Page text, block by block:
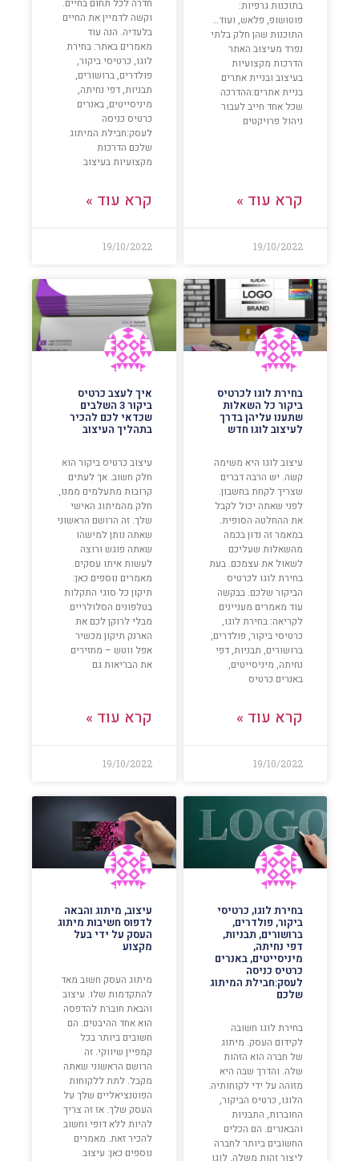
בתוכנות גרפיות:
פוטושופ, פלאש, ועוד…
התוכנות שהן חלק בלתי
נפרד מעיצוב האתר
הדרכות מקצועיות
בעיצוב ובניית אתרים
בניית אתרים:ההדרכה
שכל אחד חייב לעבור
ניהול פרויקטים
קרא עוד »
19/10/2022
חדרה לכל תחום בחיים.
וקשה לדמיין את החיים
בלעדיה. הנה עוד
מאמרים באתר: בחירת
לוגו, כרטיסי ביקור,
פולדרים, ברושורים,
תבניות, דפי נחיתה,
מיניסייטים, באנרים
כרטיס כניסה
לעסק:חבילת המיתוג
שלכם הדרכות
מקצועיות בעיצוב
קרא עוד »
19/10/2022
בחירת לוגו לכרטיס
ביקור כל השאלות
שתענו עליהן בדרך
לעיצוב לוגו חדש
עיצוב לוגו היא משימה
קשה. יש הרבה דברים
שצריך לקחת בחשבון.
לפני שאתה יכול לקבל
את ההחלטה הסופית.
במאמר זה נדון בכמה
מהשאלות שעליכם
לשאול את עצמכם. בעת
בחירת לוגו לכרטיס
הביקור שלכם. בבקשה
עוד מאמרים מעניינים
לקריאה: בחירת לוגו,
כרטיסי ביקור, פולדרים,
ברושורים, תבניות, דפי
נחיתה, מיניסייטים,
באנרים כרטיס
קרא עוד »
19/10/2022
איך לעצב כרטיס
ביקור 3 השלבים
שכדאי לכם להכיר
בתהליך העיצוב
עיצוב כרטיס ביקור הוא
חלק חשוב. אך לעתים
קרובות מתעלמים ממנו,
חלק מהמיתוג האישי
שלך. זה הרושם הראשוני
שאתה נותן למישהו
שאתה פוגש ורוצה
לעשות איתו עסקים.
מאמרים נוספים כאן:
תיקון כל סוגי התקלות
בטלפונים הסלולריים
מבלי לרוקן לכם את
הארנק תיקון מכשיר
אפל ווטש – מחזירים
את הבריאות גם
קרא עוד »
19/10/2022
בחירת לוגו, כרטיסי
ביקור, פולדרים,
ברושורים, תבניות,
דפי נחיתה,
מיניסייטים, באנרים
כרטיס כניסה
לעסק:חבילת המיתוג
שלכם
בחירת לוגו חשובה
לקידום העסק. מיתוג
של חברה הוא הזהות
שלה. והדרך שבה היא
מזוהה על ידי לקוחותיה.
הלוגו, כרטיס הביקור,
החוברות, התבניות
והבאנרים. הם הכלים
החשובים ביותר לחברה
ליצור זהות משלה. לוגו
עיצוב, מיתוג והבאה
לדפוס חשיבות מיתוג
העסק על ידי בעל
מקצוע
מיתוג העסק חשוב מאד
להתקדמות שלו. עיצוב
והבאת חוברת להדפסה
הוא אחד ההיבטים. הם
חשובים ביותר בכל
קמפיין שיווקי. זה
הרושם הראשוני שאתה
מקבל. לתת ללקוחות
הפוטנציאליים שלך על
העסק שלך. אז זה צריך
להיות ללא דופי וחשוב
להכיר זאת. מאמרים
נוספים כאן: עיצוב